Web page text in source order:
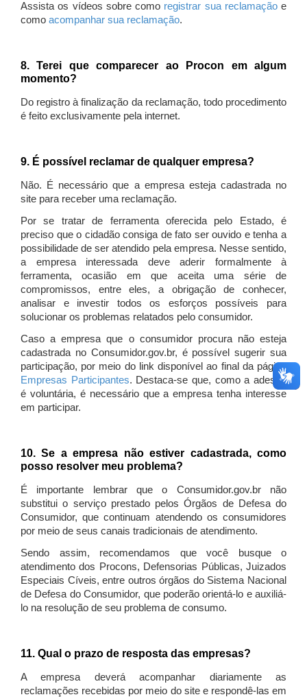
Assista os vídeos sobre como registrar sua reclamaçãoe
como acompanhar sua reclamação.
8. Terei que comparecer ao Procon em algum
momento?
Do registro à finalização da reclamação, todo procedimento
é feito exclusivamente pela internet.
9. É possível reclamar de qualquer empresa?
Não. É necessário que a empresa esteja cadastrada no
site para receber uma reclamação.
Por se tratar de ferramenta oferecida pelo Estado, é
preciso que o cidadão consiga de fato ser ouvido e tenha a
possibilidade de ser atendido pela empresa. Nesse sentido,
a empresa interessada deve aderir formalmente à
ferramenta, ocasião em que aceita uma série de
compromissos, entre eles, a obrigação de conhecer,
analisar e investir todos os esforços possíveis para
solucionar os problemas relatados pelo consumidor.
Caso a empresa que o consumidor procura não esteja
cadastrada no Consumidor.gov.br, é possível sugerir sua
participação, por meio do link disponível ao final da página
Empresas Participantes. Destaca-se que, como a adesão
é voluntária, é necessário que a empresa tenha interesse
em participar.
10. Se a empresa não estiver cadastrada, como
posso resolver meu problema?
É importante lembrar que o Consumidor.gov.br não
substitui o serviço prestado pelos Órgãos de Defesa do
Consumidor, que continuam atendendo os consumidores
por meio de seus canais tradicionais de atendimento.
Sendo assim, recomendamos que você busque o
atendimento dos Procons, Defensorias Públicas, Juizados
Especiais Cíveis, entre outros órgãos do Sistema Nacional
de Defesa do Consumidor, que poderão orientá-lo e auxiliá-
lo na resolução de seu problema de consumo.
11. Qual o prazo de resposta das empresas?
A empresa deverá acompanhar diariamente as
reclamações recebidas por meio do site e respondê-las em